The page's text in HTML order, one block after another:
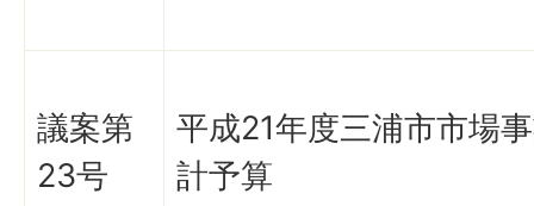
議案第
23号
平成21年度三浦市市場
計予算